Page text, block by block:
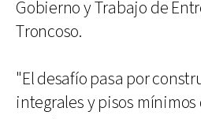
Gobierno y Trabajo de
Troncoso.
"El desafío pasa por
integrales y pisos